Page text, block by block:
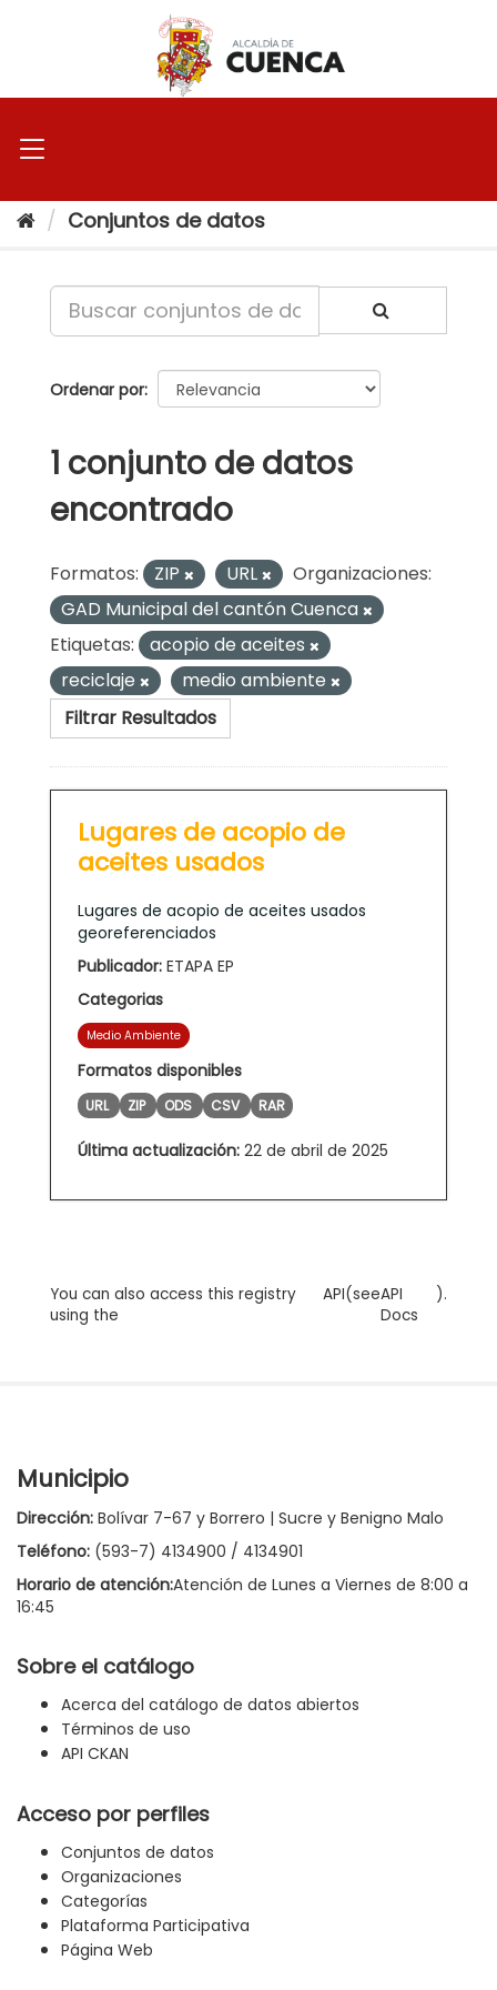
Conjuntos de datos
Ordenar por
1 conjunto de datos
encontrado
Formatos: ZIP URL
Organizaciones:
GAD Municipal del cantón Cuenca
Etiquetas:
acopio de aceites
reciclaje
medio ambiente
Filtrar Resultados
Lugares de acopio de
aceites usados
Lugares de acopio de aceites usados
georeferenciados
Publicador: ETAPA EP
Categorias
Medio Ambiente
Formatos disponibles
URL ZIP ODS CSV RAR
Última actualización: 22 de abril de 2025
You can also access this registry
using the
API(seeAPI
Docs
).
Municipio
Dirección: Bolívar 7-67 y Borrero | Sucre y Benigno Malo
Teléfono: (593-7) 4134900 / 4134901
Horario de atención:Atención de Lunes a Viernes de 8:00 a
16:45
Sobre el catálogo
Acerca del catálogo de datos abiertos
Términos de uso
API CKAN
Acceso por perfiles
Conjuntos de datos
Organizaciones
Categorías
Plataforma Participativa
Página Web